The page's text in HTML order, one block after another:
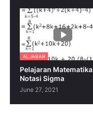
ALJABAR
Pelajaran Matematika
Notasi Sigma
June 27, 2021